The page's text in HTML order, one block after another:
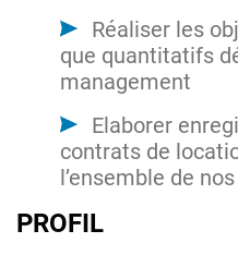
Réaliser les
que quantitatifs
management
Elaborer
contrats de
l’ensemble de
PROFIL